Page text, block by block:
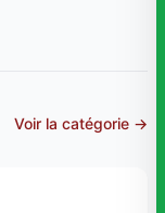
Voir la catégorie →